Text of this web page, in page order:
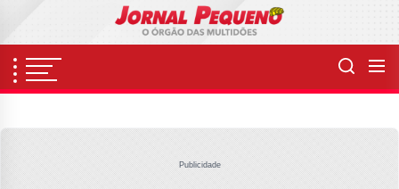
content
Publicidade